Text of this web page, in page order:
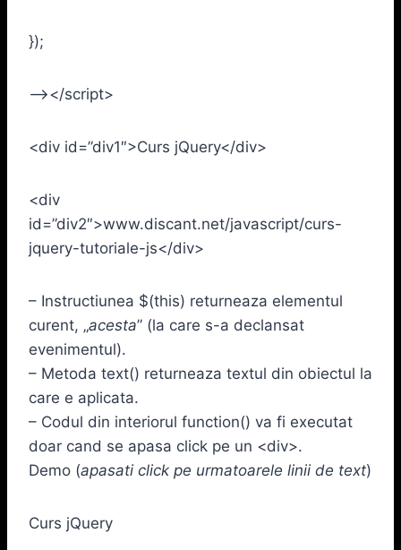
});
–></script>
<div id=”div1″>Curs jQuery</div>
<div
id=”div2″>www.discant.net/javascript/curs-
jquery-tutoriale-js</div>
– Instructiunea $(this) returneaza elementul
curent, „acesta” (la care s-a declansat
evenimentul).
– Metoda text() returneaza textul din obiectul la
care e aplicata.
– Codul din interiorul function() va fi executat
doar cand se apasa click pe un <div>.
Demo (apasati click pe urmatoarele linii de text)
Curs jQuery